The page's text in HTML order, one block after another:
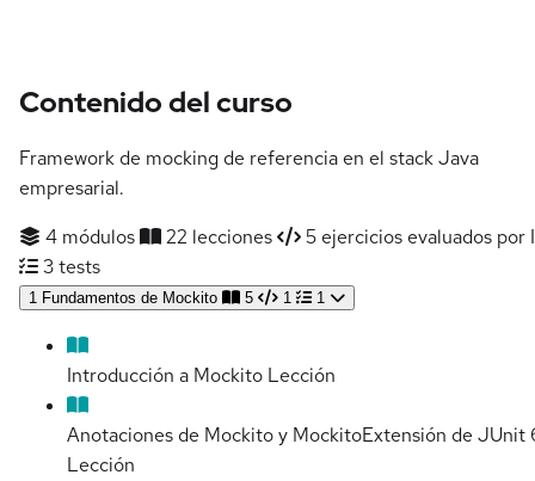
Contenido del curso
Framework de mocking de referencia en el stack Java
empresarial.
4 módulos
22 lecciones
5 ejercicios evaluados por
3 tests
1 Fundamentos de Mockito 5 1 1
Introducción a Mockito Lección
Anotaciones de Mockito y MockitoExtensión de JUnit
Lección